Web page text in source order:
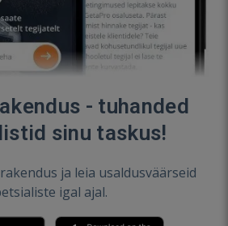
- tuhanded
sinu taskus!
ja leia usaldusväärseid
igal ajal.